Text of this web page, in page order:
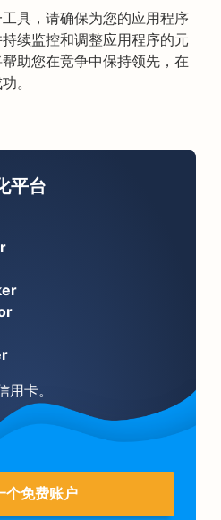
具，请确保为您的应用程序
续监控和调整应用程序的元
助您在竞争中保持领先，在
。
平台
卡。
个免费账户